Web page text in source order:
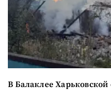
В Балаклее Харьковской